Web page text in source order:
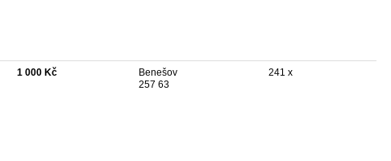
1 000 Kč
Benešov
257 63
241 x